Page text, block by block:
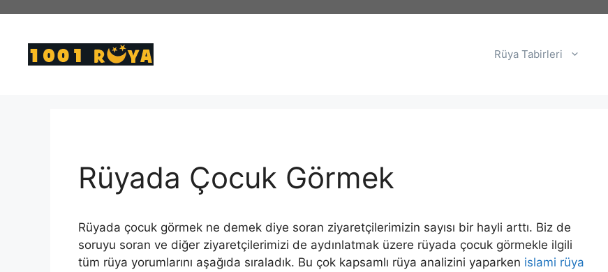
Rüya Tabirleri
Rüyada Çocuk Görmek
Rüyada çocuk görmek ne demek diye soran ziyaretçilerimizin sayısı bir hayli arttı. Biz de
soruyu soran ve diğer ziyaretçilerimizi de aydınlatmak üzere rüyada çocuk görmekle ilgili
tüm rüya yorumlarını aşağıda sıraladık. Bu çok kapsamlı rüya analizini yaparken islami rüya